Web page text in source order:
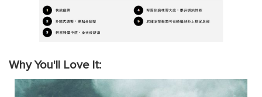
Why You'll Love It: